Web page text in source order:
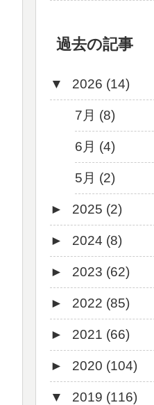
過去の記事
▼ 2026 (14)
7月 (8)
6月 (4)
5月 (2)
► 2025 (2)
12月 (1)
6月 (1)
► 2024 (8)
8月 (1)
7月 (1)
5月 (2)
4月 (3)
3月 (1)
► 2023 (62)
9月 (1)
8月 (1)
7月 (8)
6月 (5)
► 2022 (85)
12月 (3)
10月 (1)
9月 (4)
► 2021 (66)
12月 (4)
11月 (8)
► 2020 (104)
12月 (7)
▼ 2019 (116)